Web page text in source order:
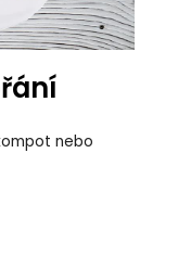
nebo